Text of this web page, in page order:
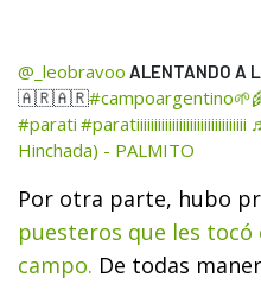
@_leobravoo ALENTANDO A
🇦🇷🇦🇷
#parati #paratiiiiiiiiiiiiiiiiiiiiiiiiiiiiiii
Hinchada) - PALMITO
Por otra parte, hubo
puesteros que les
campo. De todas